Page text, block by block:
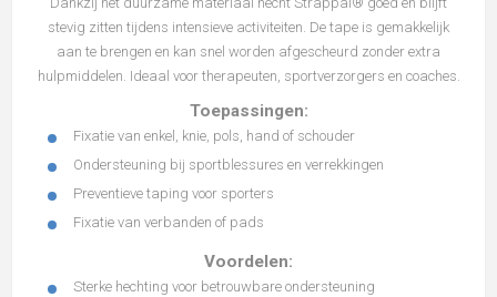
stevig zitten tijdens intensieve activiteiten. De tape is gemakkelijk
aan te brengen en kan snel worden afgescheurd zonder extra
hulpmiddelen. Ideaal voor therapeuten, sportverzorgers en coaches.
Toepassingen:
Fixatie van enkel, knie, pols, hand of schouder
Ondersteuning bij sportblessures en verrekkingen
Preventieve taping voor sporters
Fixatie van verbanden of pads
Voordelen:
Sterke hechting voor betrouwbare ondersteuning